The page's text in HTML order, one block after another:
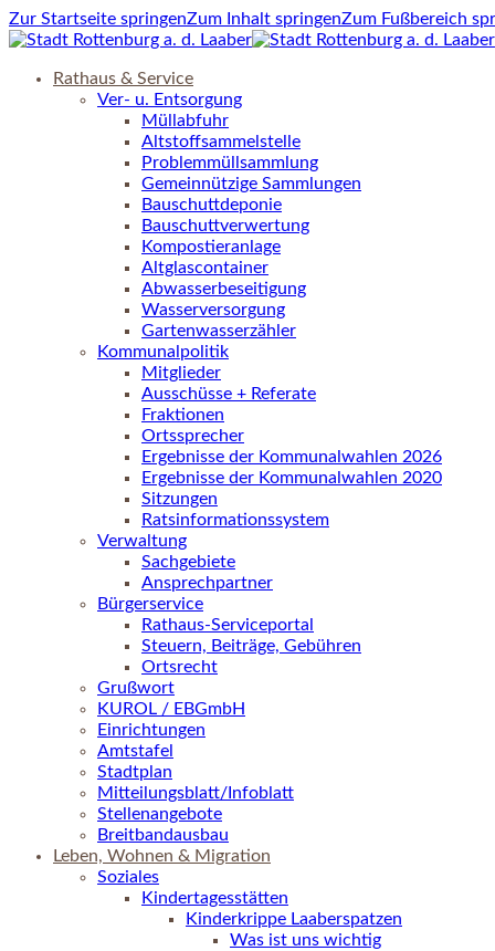
Zur Startseite springenZum Inhalt springenZum Fußbereich
Rathaus & Service
Ver- u. Entsorgung
Müllabfuhr
Altstoffsammelstelle
Problemmüllsammlung
Gemeinnützige Sammlungen
Bauschuttdeponie
Bauschuttverwertung
Kompostieranlage
Altglascontainer
Abwasserbeseitigung
Wasserversorgung
Gartenwasserzähler
Kommunalpolitik
Mitglieder
Ausschüsse + Referate
Fraktionen
Ortssprecher
Ergebnisse der Kommunalwahlen 2026
Ergebnisse der Kommunalwahlen 2020
Sitzungen
Ratsinformationssystem
Verwaltung
Sachgebiete
Ansprechpartner
Bürgerservice
Rathaus-Serviceportal
Steuern, Beiträge, Gebühren
Ortsrecht
Grußwort
KUROL / EBGmbH
Einrichtungen
Amtstafel
Stadtplan
Mitteilungsblatt/Infoblatt
Stellenangebote
Breitbandausbau
Leben, Wohnen & Migration
Soziales
Kindertagesstätten
Kinderkrippe Laaberspatzen
Was ist uns wichtig